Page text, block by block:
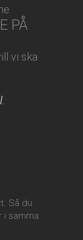
PÅ
vi ska
Så du
i samma